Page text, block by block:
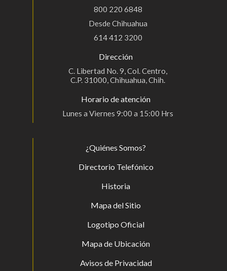
800 220 6848
Desde Chihuahua
614 412 3200
Dirección
C. Libertad No. 9, Col. Centro,
C.P. 31000, Chihuahua, Chih.
Horario de atención
Lunes a Viernes 9:00 a 15:00 Hrs
¿Quiénes Somos?
Directorio Telefónico
Historia
Mapa del Sitio
Logotipo Oficial
Mapa de Ubicación
Avisos de Privacidad